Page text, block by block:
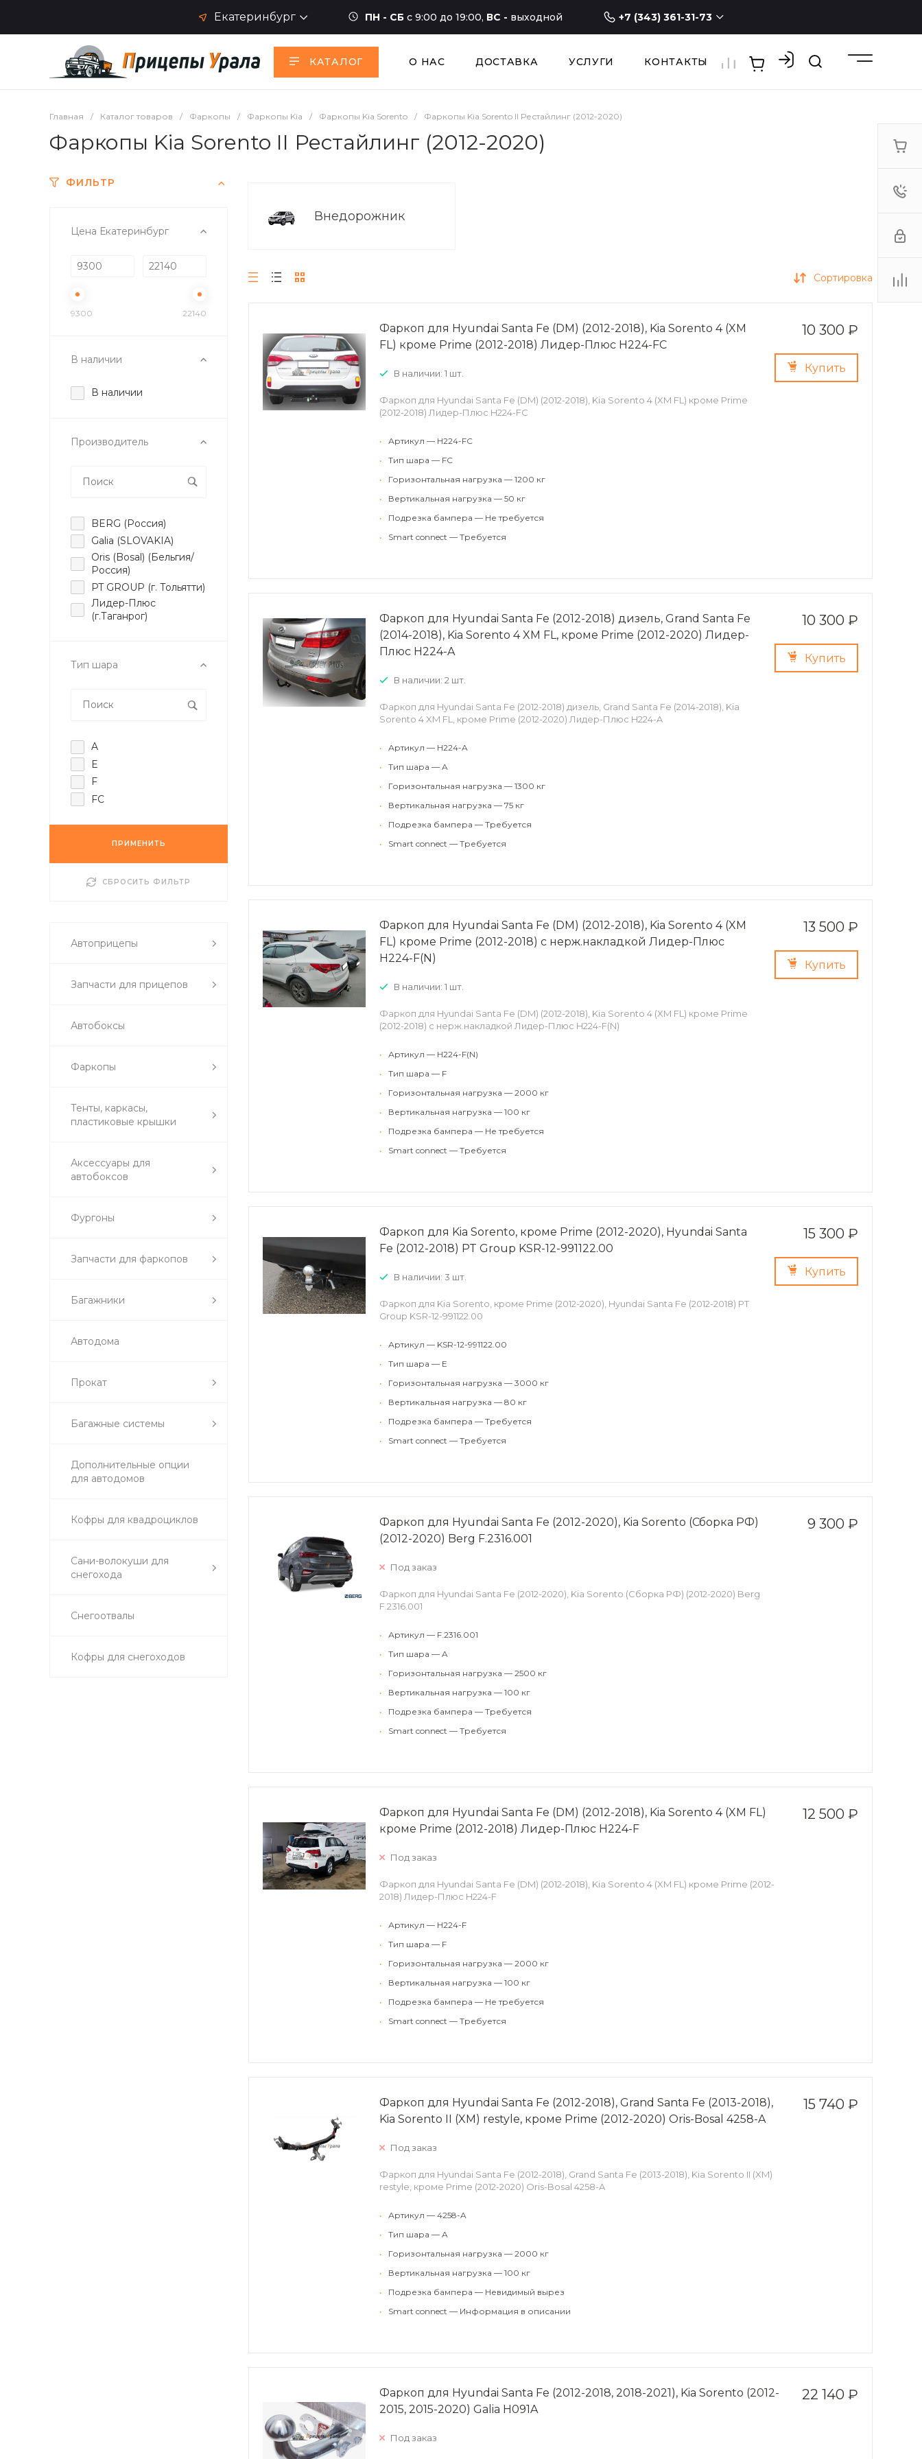
Екатеринбург ПН - СБ с 9:00 до 19:00, ВС - выходной +7 (343) 361-31-73
+7 (343) 361-31-73
КАТАЛОГ О НАС ДОСТАВКА УСЛУГИ КОНТАКТЫ
Главная / Каталог товаров / Фаркопы / Фаркопы Kia / Фаркопы Kia Sorento / Фаркопы Kia Sorento II Рестайлинг (2012-2020)
Фаркопы Kia Sorento II Рестайлинг (2012-2020)
ФИЛЬТР
Цена Екатеринбург
9300 22140
В наличии
В наличии
Производитель
BERG (Россия)
Galia (SLOVAKIA)
Oris (Bosal) (Бельгия/
Россия)
PT GROUP (г. Тольятти)
Лидер-Плюс
(г.Таганрог)
Тип шара
A
E
F
FC
ПРИМЕНИТЬ
СБРОСИТЬ ФИЛЬТР
Автоприцепы
Запчасти для прицепов
Автобоксы
Фаркопы
Тенты, каркасы,
пластиковые крышки
Аксессуары для
автобоксов
Фургоны
Запчасти для фаркопов
Багажники
Автодома
Прокат
Багажные системы
Дополнительные опции
для автодомов
Кофры для квадроциклов
Сани-волокуши для
снегохода
Снегоотвалы
Кофры для снегоходов
Внедорожник
Сортировка
10 300 ₽
Купить
Фаркоп для Hyundai Santa Fe (DM) (2012-2018), Kia Sorento 4 (XM
FL) кроме Prime (2012-2018) Лидер-Плюс H224-FC
В наличии: 1 шт.
Фаркоп для Hyundai Santa Fe (DM) (2012-2018), Kia Sorento 4 (XM FL) кроме Prime
(2012-2018) Лидер-Плюс H224-FC
•
Артикул — H224-FC
•
Тип шара — FC
•
Горизонтальная нагрузка — 1200 кг
•
Вертикальная нагрузка — 50 кг
•
Подрезка бампера — Не требуется
•
Smart connect — Требуется
10 300 ₽
Купить
Фаркоп для Hyundai Santa Fe (2012-2018) дизель, Grand Santa Fe
(2014-2018), Kia Sorento 4 XM FL, кроме Prime (2012-2020) Лидер-
Плюс H224-A
В наличии: 2 шт.
Фаркоп для Hyundai Santa Fe (2012-2018) дизель, Grand Santa Fe (2014-2018), Kia
Sorento 4 XM FL, кроме Prime (2012-2020) Лидер-Плюс H224-A
•
Артикул — H224-A
•
Тип шара — A
•
Горизонтальная нагрузка — 1300 кг
•
Вертикальная нагрузка — 75 кг
•
Подрезка бампера — Требуется
•
Smart connect — Требуется
13 500 ₽
Купить
Фаркоп для Hyundai Santa Fe (DM) (2012-2018), Kia Sorento 4 (XM
FL) кроме Prime (2012-2018) с нерж.накладкой Лидер-Плюс
H224-F(N)
В наличии: 1 шт.
Фаркоп для Hyundai Santa Fe (DM) (2012-2018), Kia Sorento 4 (XM FL) кроме Prime
(2012-2018) с нерж.накладкой Лидер-Плюс H224-F(N)
•
Артикул — H224-F(N)
•
Тип шара — F
•
Горизонтальная нагрузка — 2000 кг
•
Вертикальная нагрузка — 100 кг
•
Подрезка бампера — Не требуется
•
Smart connect — Требуется
15 300 ₽
Купить
Фаркоп для Kia Sorento, кроме Prime (2012-2020), Hyundai Santa
Fe (2012-2018) PT Group KSR-12-991122.00
В наличии: 3 шт.
Фаркоп для Kia Sorento, кроме Prime (2012-2020), Hyundai Santa Fe (2012-2018) PT
Group KSR-12-991122.00
•
Артикул — KSR-12-991122.00
•
Тип шара — E
•
Горизонтальная нагрузка — 3000 кг
•
Вертикальная нагрузка — 80 кг
•
Подрезка бампера — Требуется
•
Smart connect — Требуется
9 300 ₽
Фаркоп для Hyundai Santa Fe (2012-2020), Kia Sorento (Сборка РФ)
(2012-2020) Berg F.2316.001
Под заказ
Фаркоп для Hyundai Santa Fe (2012-2020), Kia Sorento (Сборка РФ) (2012-2020) Berg
F.2316.001
•
Артикул — F.2316.001
•
Тип шара — A
•
Горизонтальная нагрузка — 2500 кг
•
Вертикальная нагрузка — 100 кг
•
Подрезка бампера — Требуется
•
Smart connect — Требуется
12 500 ₽
Фаркоп для Hyundai Santa Fe (DM) (2012-2018), Kia Sorento 4 (XM FL)
кроме Prime (2012-2018) Лидер-Плюс H224-F
Под заказ
Фаркоп для Hyundai Santa Fe (DM) (2012-2018), Kia Sorento 4 (XM FL) кроме Prime (2012-
2018) Лидер-Плюс H224-F
•
Артикул — H224-F
•
Тип шара — F
•
Горизонтальная нагрузка — 2000 кг
•
Вертикальная нагрузка — 100 кг
•
Подрезка бампера — Не требуется
•
Smart connect — Требуется
15 740 ₽
Фаркоп для Hyundai Santa Fe (2012-2018), Grand Santa Fe (2013-2018),
Kia Sorento II (XM) restyle, кроме Primе (2012-2020) Oris-Bosal 4258-A
Под заказ
Фаркоп для Hyundai Santa Fe (2012-2018), Grand Santa Fe (2013-2018), Kia Sorento II (XM)
restyle, кроме Primе (2012-2020) Oris-Bosal 4258-A
•
Артикул — 4258-A
•
Тип шара — A
•
Горизонтальная нагрузка — 2000 кг
•
Вертикальная нагрузка — 100 кг
•
Подрезка бампера — Невидимый вырез
•
Smart connect — Информация в описании
22 140 ₽
Фаркоп для Hyundai Santa Fe (2012-2018, 2018-2021), Kia Sorento (2012-
2015, 2015-2020) Galia H091A
Под заказ